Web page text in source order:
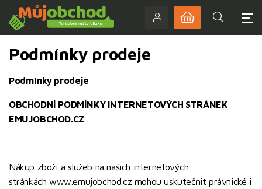
Podmínky prodeje
Podmínky prodeje
OBCHODNÍ PODMÍNKY INTERNETOVÝCH STRÁNEK
EMUJOBCHOD.CZ
Nákup zboží a služeb na našich internetových
stránkách www.emujobchod.cz mohou uskutečnit právnické i